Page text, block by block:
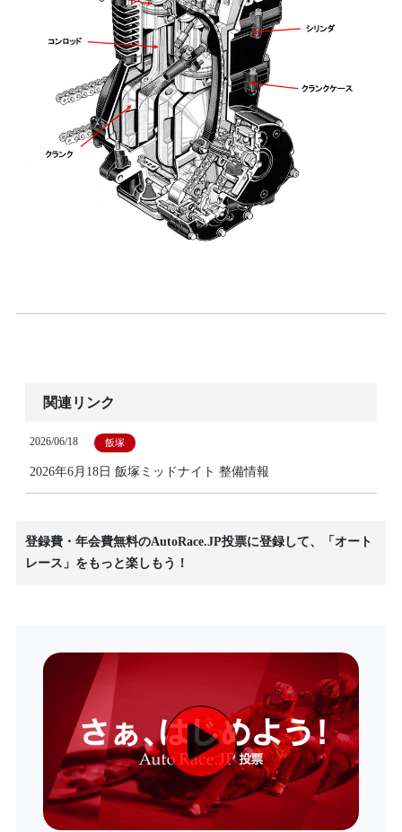
関連リンク
2026/06/18 飯塚
2026年6月18日 飯塚ミッドナイト 整備情報
登録費・年会費無料のAutoRace.JP投票に登録して、「オート
レース」をもっと楽しもう！